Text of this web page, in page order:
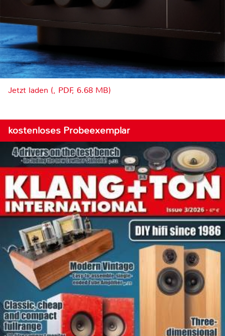
Jetzt laden (, PDF, 6.68 MB)
kostenloses Probeexemplar